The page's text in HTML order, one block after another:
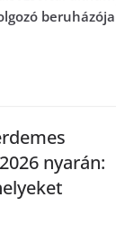
beruházója
nyarán: